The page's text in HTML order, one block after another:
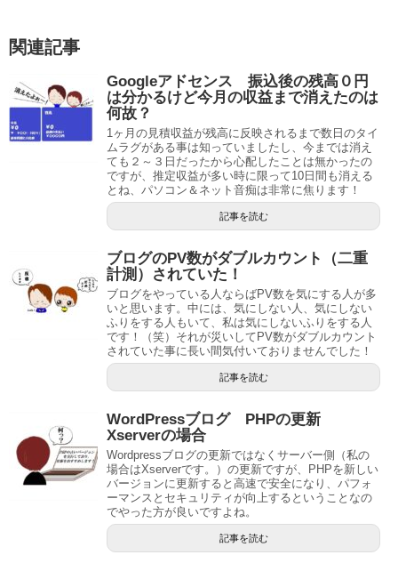
関連記事
Googleアドセンス 振込後の残高０円
は分かるけど今月の収益まで消えたのは
何故？
1ヶ月の見積収益が残高に反映されるまで数日のタイ
ムラグがある事は知っていましたし、今までは消え
ても２～３日だったから心配したことは無かったの
ですが、推定収益が多い時に限って10日間も消える
とね、パソコン＆ネット音痴は非常に焦ります！
記事を読む
ブログのPV数がダブルカウント（二重
計測）されていた！
ブログをやっている人ならばPV数を気にする人が多
いと思います。中には、気にしない人、気にしない
ふりをする人もいて、私は気にしないふりをする人
です！（笑）それが災いしてPV数がダブルカウント
されていた事に長い間気付いておりませんでした！
記事を読む
WordPressブログ PHPの更新
Xserverの場合
Wordpressブログの更新ではなくサーバー側（私の
場合はXserverです。）の更新ですが、PHPを新しい
バージョンに更新すると高速で安全になり、パフォ
ーマンスとセキュリティが向上するということなの
でやった方が良いですよね。
記事を読む